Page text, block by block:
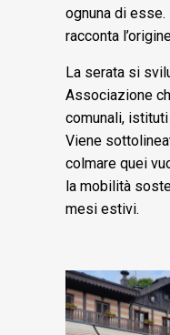
ognuna di
racconta
La serata si
Associazione
comunali,
Viene
colmare quei
la mobilità
mesi estivi.